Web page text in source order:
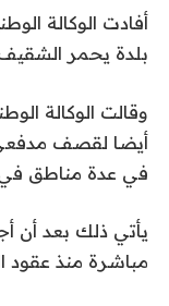
0
ق
ة
م
3
ع
ن
ة
ا
ق
ا
أفادت الوكالة
بلدة يحمر
وقالت الوكالة
أيضا لقصف مدفعي
في عدة مناطق في
يأتي ذلك بعد أن
مباشرة منذ عقود